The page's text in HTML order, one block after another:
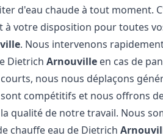
d'eau chaude à tout moment.
à votre disposition pour toutes
. Nous intervenons
DietrichArnouville en cas de
nous nous déplaçons
compétitifs et nous offrons
qualité de notre travail. Nous
chauffe eau de Dietrich